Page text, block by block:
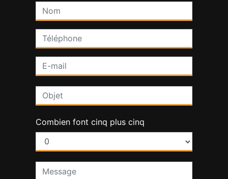
Combien font cinq plus cinq